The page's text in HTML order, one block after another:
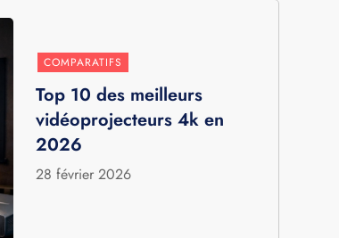
COMPARATIFS
Top 10 des meilleurs
vidéoprojecteurs 4k en
2026
28 février 2026